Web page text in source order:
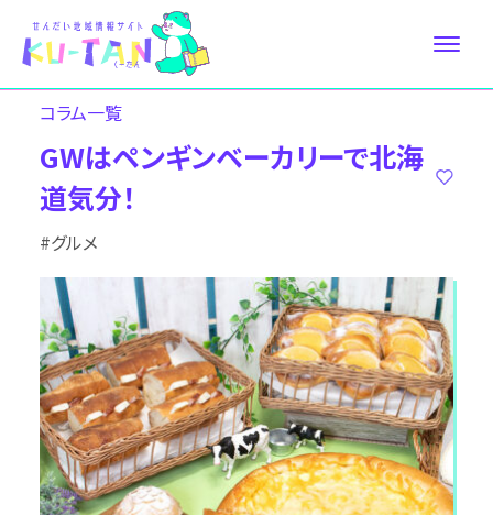
コラム⼀覧
GWはペンギンベーカリーで北海
道気分！
#グルメ